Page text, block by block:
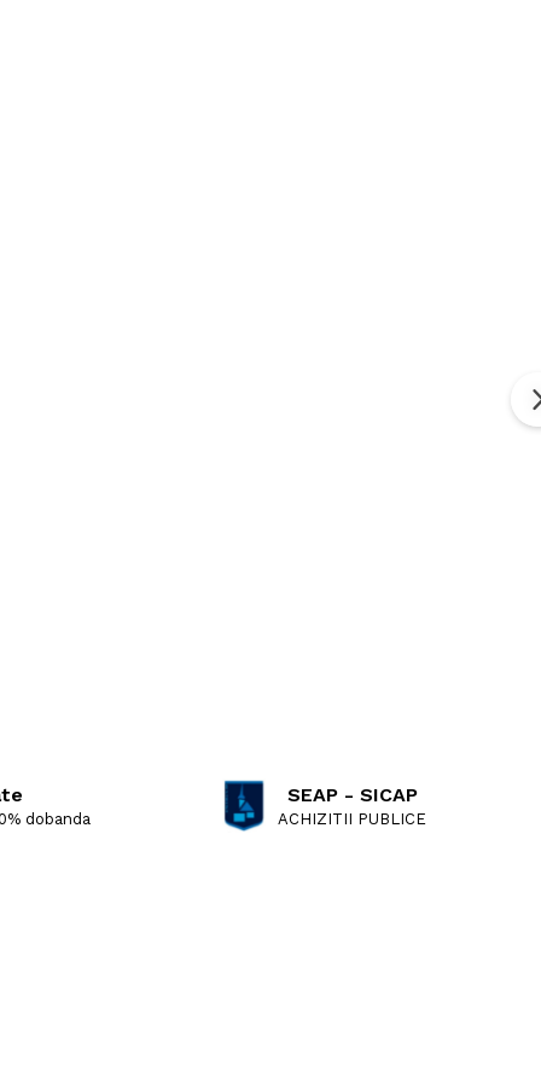
dobanda
SEAP - SICAP
ACHIZITII PUBLICE